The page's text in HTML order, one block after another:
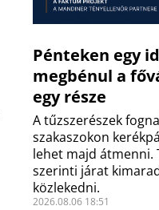
Pénteken egy
megbénul a
egy része
A tűzszerészek
szakaszokon
lehet majd átmenni.
szerinti járat
közlekedni.
2026.08.06 18:51